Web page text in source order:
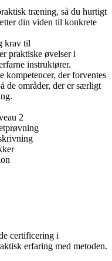
træning, så du hurtigt
din viden til konkrete
krav til
praktiske øvelser i
instruktører.
kompetencer, der forventes
de områder, der er særligt
2
certificering i
erfaring med metoden.